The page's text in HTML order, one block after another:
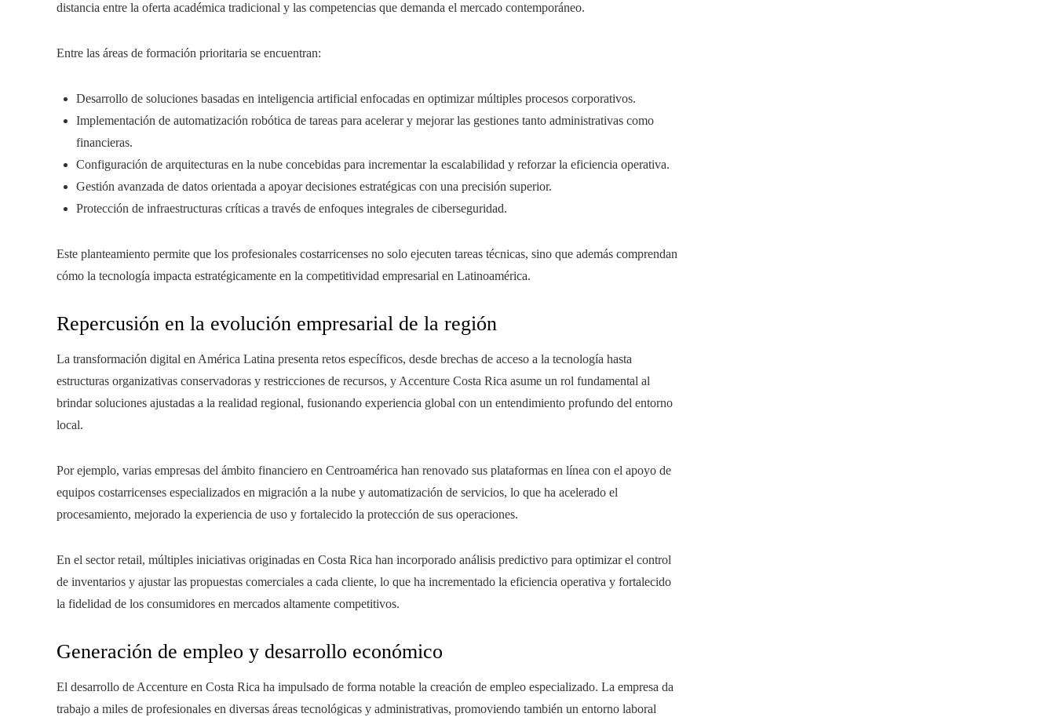
distancia entre la oferta académica tradicional y las competencias que demanda el mercado contemporáneo.
Entre las áreas de formación prioritaria se encuentran:
Desarrollo de soluciones basadas en inteligencia artificial enfocadas en optimizar múltiples procesos corporativos.
Implementación de automatización robótica de tareas para acelerar y mejorar las gestiones tanto administrativas como
financieras.
Configuración de arquitecturas en la nube concebidas para incrementar la escalabilidad y reforzar la eficiencia operativa.
Gestión avanzada de datos orientada a apoyar decisiones estratégicas con una precisión superior.
Protección de infraestructuras críticas a través de enfoques integrales de ciberseguridad.
Este planteamiento permite que los profesionales costarricenses no solo ejecuten tareas técnicas, sino que además comprendan
cómo la tecnología impacta estratégicamente en la competitividad empresarial en Latinoamérica.
Repercusión en la evolución empresarial de la región
La transformación digital en América Latina presenta retos específicos, desde brechas de acceso a la tecnología hasta
estructuras organizativas conservadoras y restricciones de recursos, y Accenture Costa Rica asume un rol fundamental al
brindar soluciones ajustadas a la realidad regional, fusionando experiencia global con un entendimiento profundo del entorno
local.
Por ejemplo, varias empresas del ámbito financiero en Centroamérica han renovado sus plataformas en línea con el apoyo de
equipos costarricenses especializados en migración a la nube y automatización de servicios, lo que ha acelerado el
procesamiento, mejorado la experiencia de uso y fortalecido la protección de sus operaciones.
En el sector retail, múltiples iniciativas originadas en Costa Rica han incorporado análisis predictivo para optimizar el control
de inventarios y ajustar las propuestas comerciales a cada cliente, lo que ha incrementado la eficiencia operativa y fortalecido
la fidelidad de los consumidores en mercados altamente competitivos.
Generación de empleo y desarrollo económico
El desarrollo de Accenture en Costa Rica ha impulsado de forma notable la creación de empleo especializado. La empresa da
trabajo a miles de profesionales en diversas áreas tecnológicas y administrativas, promoviendo también un entorno laboral